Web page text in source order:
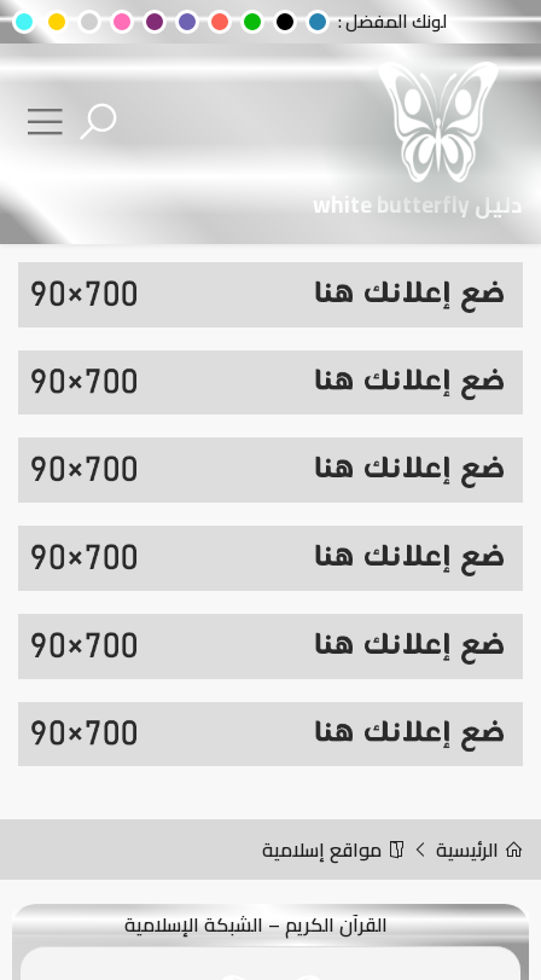
لونك المفضل :
دليل white butterfly
الرئيسية مواقع إسلامية
القرآن الكريم – الشبكة الإسلامية